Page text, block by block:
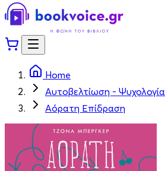
Home
Αυτοβελτίωση - Ψυχολογία
Αόρατη Επίδραση